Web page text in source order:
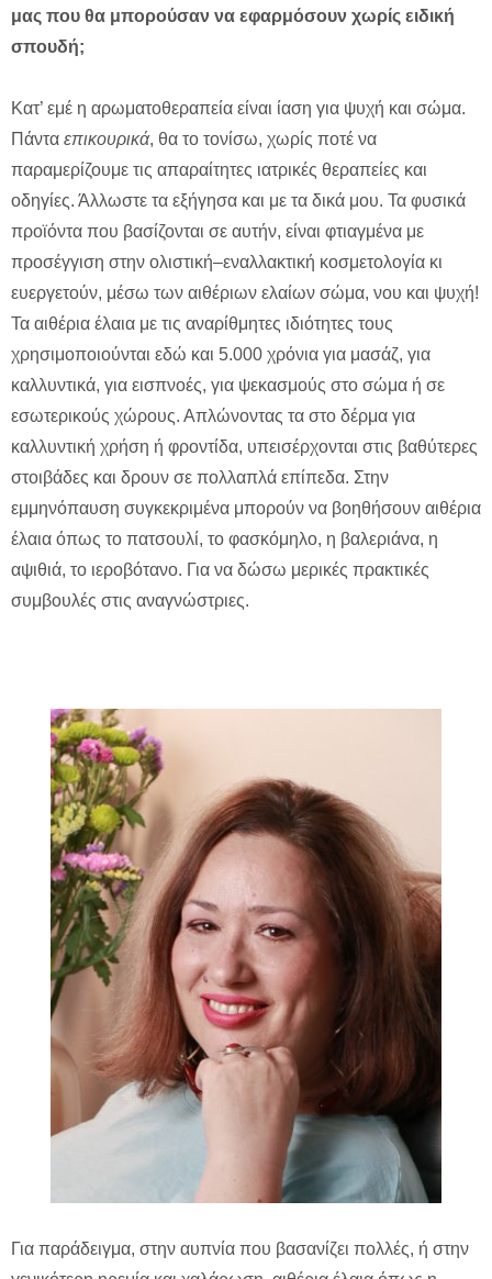
μας που θα μπορούσαν να εφαρμόσουν χωρίς ειδική
σπουδή;
Κατ’ εμέ η αρωματοθεραπεία είναι ίαση για ψυχή και σώμα.
Πάντα επικουρικά, θα το τονίσω, χωρίς ποτέ να
παραμερίζουμε τις απαραίτητες ιατρικές θεραπείες και
οδηγίες. Άλλωστε τα εξήγησα και με τα δικά μου. Τα φυσικά
προϊόντα που βασίζονται σε αυτήν, είναι φτιαγμένα με
προσέγγιση στην ολιστική–εναλλακτική κοσμετολογία κι
ευεργετούν, μέσω των αιθέριων ελαίων σώμα, νου και ψυχή!
Τα αιθέρια έλαια με τις αναρίθμητες ιδιότητες τους
χρησιμοποιούνται εδώ και 5.000 χρόνια για μασάζ, για
καλλυντικά, για εισπνοές, για ψεκασμούς στο σώμα ή σε
εσωτερικούς χώρους. Απλώνοντας τα στο δέρμα για
καλλυντική χρήση ή φροντίδα, υπεισέρχονται στις βαθύτερες
στοιβάδες και δρουν σε πολλαπλά επίπεδα. Στην
εμμηνόπαυση συγκεκριμένα μπορούν να βοηθήσουν αιθέρια
έλαια όπως το πατσουλί, το φασκόμηλο, η βαλεριάνα, η
αψιθιά, το ιεροβότανο. Για να δώσω μερικές πρακτικές
συμβουλές στις αναγνώστριες.
Για παράδειγμα, στην αυπνία που βασανίζει πολλές, ή στην